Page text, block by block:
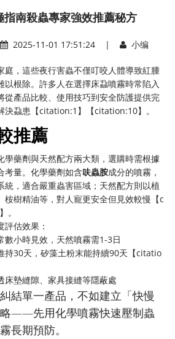
指南殺蟲專家強效推薦秘方
2025-11-01 17:51:24 | 小编
庭，這些夜行害蟲不僅叮咬人體導致紅腫
以根除。許多人在選擇床蝨噴霧時常陷入
從產品比較、使用技巧到安全防護提供完
決蝨患【citation:1】【citation:10】。
推薦
學藥劑與天然配方兩大類，選購時需根據
考量。化學藥劑如含呋蟲胺成分的噴霧，
統，適合嚴重蟲害區域；天然配方則以植
桉樹精油等，對人寵更安全但見效較慢【c
。
評估效果：
數小時見效，天然噴霧需1-3日
持30天，矽藻土粉末能持續90天【citatio
床墊縫隙、家具接縫等隱蔽處
結單一產品，不如建立「快慢
——先用化學噴霧快速壓制蟲
長期預防。